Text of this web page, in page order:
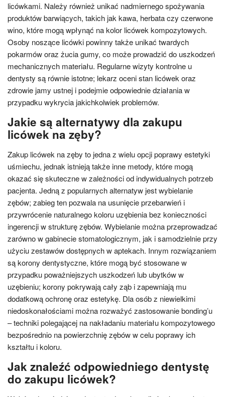
licówkami. Należy również unikać nadmiernego spożywania
produktów barwiących, takich jak kawa, herbata czy czerwone
wino, które mogą wpłynąć na kolor licówek kompozytowych.
Osoby noszące licówki powinny także unikać twardych
pokarmów oraz żucia gumy, co może prowadzić do uszkodzeń
mechanicznych materiału. Regularne wizyty kontrolne u
dentysty są równie istotne; lekarz oceni stan licówek oraz
zdrowie jamy ustnej i podejmie odpowiednie działania w
przypadku wykrycia jakichkolwiek problemów.
Jakie są alternatywy dla zakupu
licówek na zęby?
Zakup licówek na zęby to jedna z wielu opcji poprawy estetyki
uśmiechu, jednak istnieją także inne metody, które mogą
okazać się skuteczne w zależności od indywidualnych potrzeb
pacjenta. Jedną z popularnych alternatyw jest wybielanie
zębów; zabieg ten pozwala na usunięcie przebarwień i
przywrócenie naturalnego koloru uzębienia bez konieczności
ingerencji w strukturę zębów. Wybielanie można przeprowadzać
zarówno w gabinecie stomatologicznym, jak i samodzielnie przy
użyciu zestawów dostępnych w aptekach. Innym rozwiązaniem
są korony dentystyczne, które mogą być stosowane w
przypadku poważniejszych uszkodzeń lub ubytków w
uzębieniu; korony pokrywają cały ząb i zapewniają mu
dodatkową ochronę oraz estetykę. Dla osób z niewielkimi
niedoskonałościami można rozważyć zastosowanie bonding’u
– techniki polegającej na nakładaniu materiału kompozytowego
bezpośrednio na powierzchnię zębów w celu poprawy ich
kształtu i koloru.
Jak znaleźć odpowiedniego dentystę
do zakupu licówek?